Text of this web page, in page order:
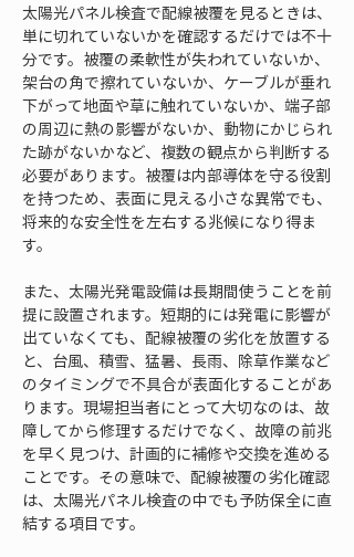
太陽光パネル検査で配線被覆を見るときは、
単に切れていないかを確認するだけでは不十
分です。被覆の柔軟性が失われていないか、
架台の角で擦れていないか、ケーブルが垂れ
下がって地面や草に触れていないか、端子部
の周辺に熱の影響がないか、動物にかじられ
た跡がないかなど、複数の観点から判断する
必要があります。被覆は内部導体を守る役割
を持つため、表面に見える小さな異常でも、
将来的な安全性を左右する兆候になり得ま
す。
また、太陽光発電設備は長期間使うことを前
提に設置されます。短期的には発電に影響が
出ていなくても、配線被覆の劣化を放置する
と、台風、積雪、猛暑、長雨、除草作業など
のタイミングで不具合が表面化することがあ
ります。現場担当者にとって大切なのは、故
障してから修理するだけでなく、故障の前兆
を早く見つけ、計画的に補修や交換を進める
ことです。その意味で、配線被覆の劣化確認
は、太陽光パネル検査の中でも予防保全に直
結する項目です。